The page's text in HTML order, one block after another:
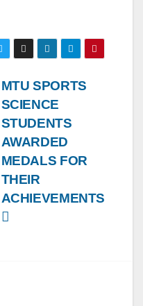
MTU SPORTS
SCIENCE
STUDENTS
AWARDED
MEDALS FOR
THEIR
ACHIEVEMENTS